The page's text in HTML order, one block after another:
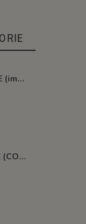
ETANCHE ARGILE (impermeabilisant pour pièce poreuse)
CORNISH STONE (CORNWALL STONE)